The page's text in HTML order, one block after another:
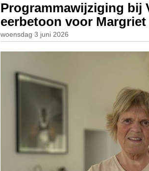
Programmawijziging bij
eerbetoon voor Margriet
woensdag 3 juni 2026